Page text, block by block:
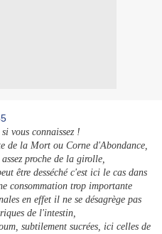
vous connaissez !
de la Mort ou Corne d'Abondance,
proche de la girolle,
être desséché c'est ici le cas dans
consommation trop importante
en effet il ne se désagrège pas
de l'intestin,
subtilement sucrées, ici celles de